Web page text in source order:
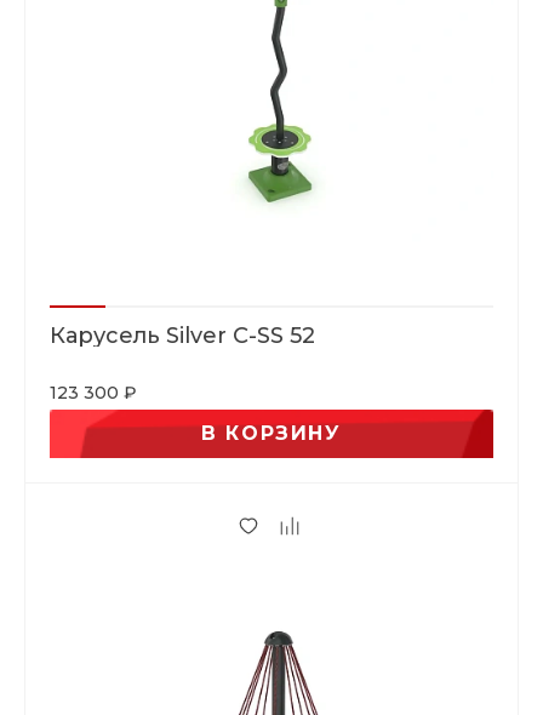
Карусель Silver C-SS 52
123 300 ₽
В КОРЗИНУ